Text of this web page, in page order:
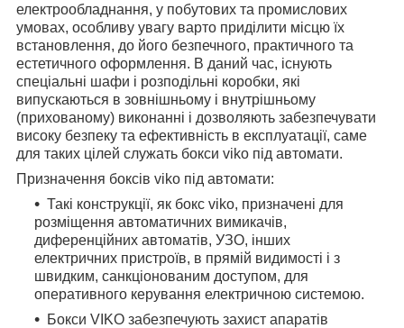
електрообладнання, у побутових та промислових
умовах, особливу увагу варто приділити місцю їх
встановлення, до його безпечного, практичного та
естетичного оформлення. В даний час, існують
спеціальні шафи і розподільні коробки, які
випускаються в зовнішньому і внутрішньому
(прихованому) виконанні і дозволяють забезпечувати
високу безпеку та ефективність в експлуатації, саме
для таких цілей служать бокси viko під автомати.
Призначення боксів viko під автомати:
Такі конструкції, як бокс viko, призначені для
розміщення автоматичних вимикачів,
диференційних автоматів, УЗО, інших
електричних пристроїв, в прямій видимості і з
швидким, санкціонованим доступом, для
оперативного керування електричною системою.
Бокси VIKO забезпечують захист апаратів